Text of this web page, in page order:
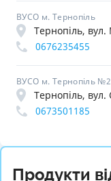
ВУСО м. Тернопіль
Тернопіль,
0676235455
ВУСО м. Тернопіль №2
Тернопіль, вул.
0673501185
Продукти